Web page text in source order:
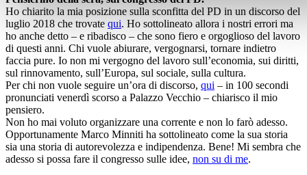
Ho chiarito la mia posizione sulla sconfitta del PD in un discorso del
luglio 2018 che trovate qui. Ho sottolineato allora i nostri errori ma
ho anche detto – e ribadisco – che sono fiero e orgoglioso del lavoro
di questi anni. Chi vuole abiurare, vergognarsi, tornare indietro
faccia pure. Io non mi vergogno del lavoro sull’economia, sui diritti,
sul rinnovamento, sull’Europa, sul sociale, sulla cultura.
Per chi non vuole seguire un’ora di discorso, qui – in 100 secondi
pronunciati venerdì scorso a Palazzo Vecchio – chiarisco il mio
pensiero.
Non ho mai voluto organizzare una corrente e non lo farò adesso.
Opportunamente Marco Minniti ha sottolineato come la sua storia
sia una storia di autorevolezza e indipendenza. Bene! Mi sembra che
adesso si possa fare il congresso sulle idee, non su di me.